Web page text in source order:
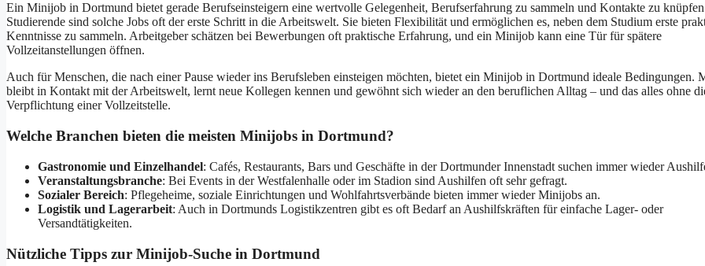
Ein Minijob in Dortmund bietet gerade Berufseinsteigern eine wertvolle Gelegenheit, Berufserfahrung zu sammeln und Kontakte zu
Studierende sind solche Jobs oft der erste Schritt in die Arbeitswelt. Sie bieten Flexibilität und ermöglichen es, neben dem Studium erste
Kenntnisse zu sammeln. Arbeitgeber schätzen bei Bewerbungen oft praktische Erfahrung, und ein Minijob kann eine Tür für spätere
Vollzeitanstellungen öffnen.
Auch für Menschen, die nach einer Pause wieder ins Berufsleben einsteigen möchten, bietet ein Minijob in Dortmund ideale Bedingungen.
bleibt in Kontakt mit der Arbeitswelt, lernt neue Kollegen kennen und gewöhnt sich wieder an den beruflichen Alltag – und das alles ohne
Verpflichtung einer Vollzeitstelle.
Welche Branchen bieten die meisten Minijobs in Dortmund?
Gastronomie und Einzelhandel: Cafés, Restaurants, Bars und Geschäfte in der Dortmunder Innenstadt suchen immer wieder
Veranstaltungsbranche: Bei Events in der Westfalenhalle oder im Stadion sind Aushilfen oft sehr gefragt.
Sozialer Bereich: Pflegeheime, soziale Einrichtungen und Wohlfahrtsverbände bieten immer wieder Minijobs an.
Logistik und Lagerarbeit: Auch in Dortmunds Logistikzentren gibt es oft Bedarf an Aushilfskräften für einfache Lager- oder
Versandtätigkeiten.
Nützliche Tipps zur Minijob-Suche in Dortmund